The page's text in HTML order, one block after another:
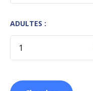
ADULTES :